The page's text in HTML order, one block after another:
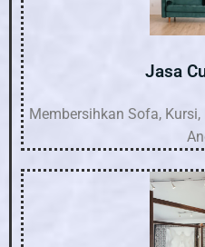
Jasa
Membersihkan Sofa,